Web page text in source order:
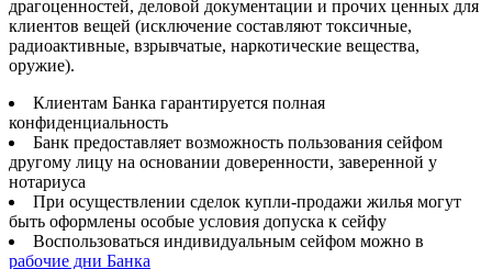
драгоценностей, деловой документации и прочих ценных для
клиентов вещей (исключение составляют токсичные,
радиоактивные, взрывчатые, наркотические вещества,
оружие).
Клиентам Банка гарантируется полная
конфиденциальность
Банк предоставляет возможность пользования сейфом
другому лицу на основании доверенности, заверенной у
нотариуса
При осуществлении сделок купли-продажи жилья могут
быть оформлены особые условия допуска к сейфу
Воспользоваться индивидуальным сейфом можно в
рабочие дни Банка